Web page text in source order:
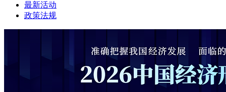
最新活动
政策法规